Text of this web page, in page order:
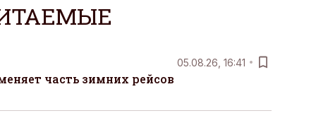
05.08.26, 16:41
часть зимних рейсов